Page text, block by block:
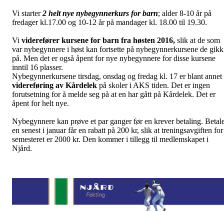
Vi starter2 helt nye nybegynnerkurs for barn; alder 8-10 år på
fredager kl.17.00 og 10-12 år på mandager kl. 18.00 til 19.30.
Vi viderefører kursene for barn fra høsten 2016, slik at de som
var nybegynnere i høst kan fortsette på nybegynnerkursene de gikk
på. Men det er også åpent for nye nybegynnere for disse kursene
inntil 16 plasser.
Nybegynnerkursene tirsdag, onsdag og fredag kl. 17 er blant annet
videreføring av Kårdelek på skoler i AKS tiden. Det er ingen
forutsetning for å melde seg på at en har gått på Kårdelek. Det er
åpent for helt nye.
Nybegynnere kan prøve et par ganger før en krever betaling.
en senest i januar får en rabatt på 200 kr, slik at treningsavgiften for
semesteret er 2000 kr. Den kommer i tillegg til medlemskapet i
Njård.